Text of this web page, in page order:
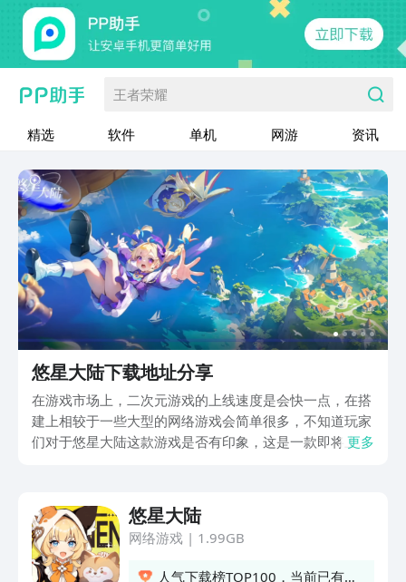
王者荣耀
精选 软件 单机 网游 资讯
悠星大陆下载地址分享
在游戏市场上，二次元游戏的上线速度是会快一点，在搭
建上相较于一些大型的网络游戏会简单很多，不知道玩家
们对于悠星大陆这款游戏是否有印象，这是一款即将上线
己感兴趣的游戏。
更多
悠星大陆
网络游戏| 1.99GB
人气下载榜TOP100，当前已有